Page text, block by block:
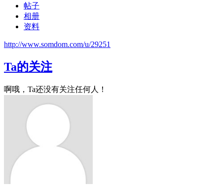
帖子
相册
资料
http://www.somdom.com/u/29251
Ta的关注
啊哦，Ta还没有关注任何人！